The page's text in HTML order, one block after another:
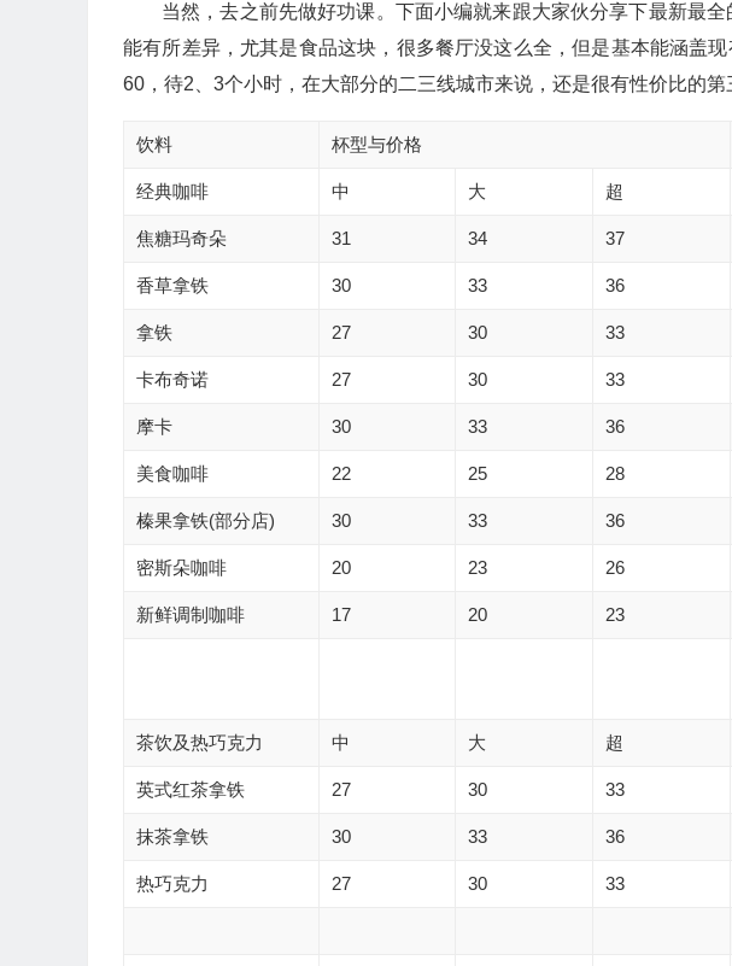
当然，去之前先做好功课。下面小编就来跟大家伙分享下最新最
能有所差异，尤其是食品这块，很多餐厅没这么全，但是基本能涵盖
60，待2、3个小时，在大部分的二三线城市来说，还是很有性价比的第
饮料 杯型与价格
经典咖啡 中 大 超
焦糖玛奇朵 31 34 37
香草拿铁 30 33 36
拿铁 27 30 33
卡布奇诺 27 30 33
摩卡 30 33 36
美食咖啡 22 25 28
榛果拿铁(部分店) 30 33 36
密斯朵咖啡 20 23 26
新鲜调制咖啡 17 20 23
茶饮及热巧克力 中 大 超
英式红茶拿铁 27 30 33
抹茶拿铁 30 33 36
热巧克力 27 30 33